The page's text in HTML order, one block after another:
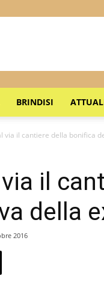
BRINDISI
via il cantiere della bonifica
il
della
2016